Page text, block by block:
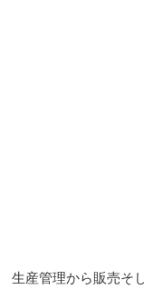
生産管理から販売そ